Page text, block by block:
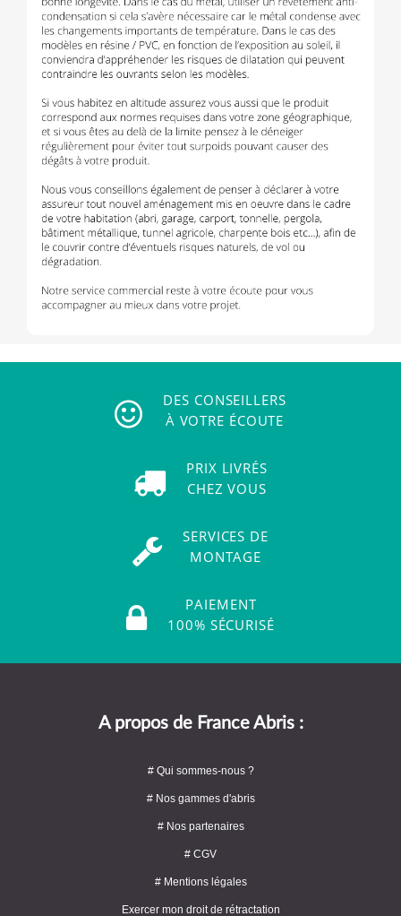
DES CONSEILLERS
À VOTRE ÉCOUTE
PRIX LIVRÉS
CHEZ VOUS
SERVICES DE
MONTAGE
PAIEMENT
100% SÉCURISÉ
A propos de France Abris :
# Qui sommes-nous ?
# Nos gammes d'abris
# Nos partenaires
# CGV
# Mentions légales
Exercer mon droit de rétractation